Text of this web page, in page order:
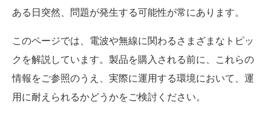
ある日突然、問題が発生する可能性が常にあります。
このページでは、電波や無線に関わるさまざまなトピッ
クを解説しています。製品を購入される前に、これらの
情報をご参照のうえ、実際に運用する環境において、運
用に耐えられるかどうかをご検討ください。